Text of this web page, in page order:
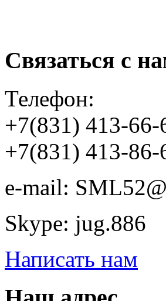
Связаться с
Телефон:
+7(831) 413-66-
+7(831) 413-86-
e-mail:
Skype: jug.886
Написать нам